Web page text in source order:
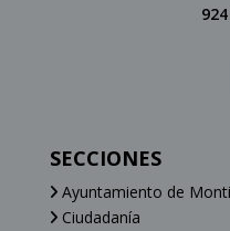
SECCIONES
Ayuntamiento de
Ciudadanía